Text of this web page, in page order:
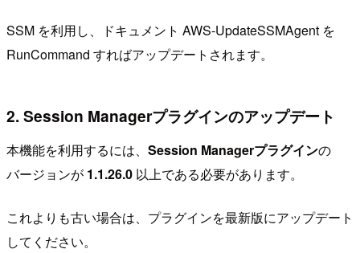
SSM を利用し、ドキュメント AWS-UpdateSSMAgent を
RunCommand すればアップデートされます。
2. Session Managerプラグインのアップデート
本機能を利用するには、 Session Managerプラグインの
バージョンが 1.1.26.0 以上である必要があります。
これよりも古い場合は、プラグインを最新版にアップデート
してください。